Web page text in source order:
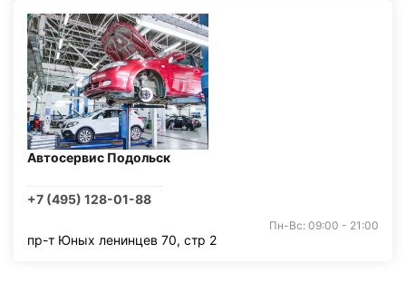
Автосервис Подольск
+7 (495) 128-01-88
Пн-Вс: 09:00 - 21:00
пр-т Юных ленинцев 70, стр 2